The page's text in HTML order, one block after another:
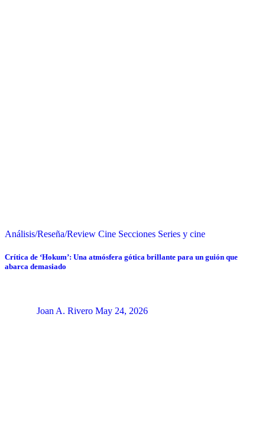
Análisis/Reseña/Review Cine Secciones Series y cine
Crítica de ‘Hokum’: Una atmósfera gótica brillante para un guión que
abarca demasiado
Joan A. Rivero May 24, 2026